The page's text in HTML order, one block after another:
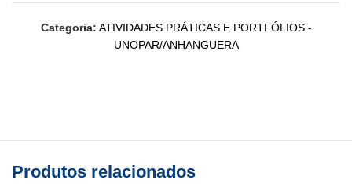
Categoria: ATIVIDADES PRÁTICAS E PORTFÓLIOS -
UNOPAR/ANHANGUERA
Produtos relacionados